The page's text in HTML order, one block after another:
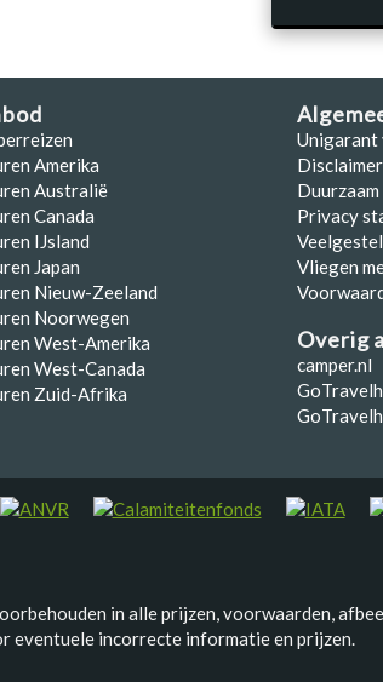
Amerika
Australië
Canada
IJsland
Japan
Nieuw-Zeeland
Noorwegen
West-Amerika
West-Canada
Zuid-Afrika
Unigarant
Disclaimer
Privacy
Vliegen
Overig
camper.nl
in alle prijzen, voorwaarden,
eventuele incorrecte informatie en prijzen.